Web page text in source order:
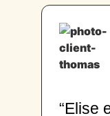
“Elise